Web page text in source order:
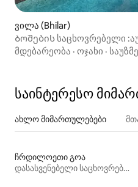
ვილა (Bhilar)
Ბოშების საცხოვრებელი
მდებარეობა · ოჯახი · საუზმე
საინტერესო
ახლო მიმართულებები
ჩრდილოეთი გოა
დასასვენებელი საცხოვრებლები